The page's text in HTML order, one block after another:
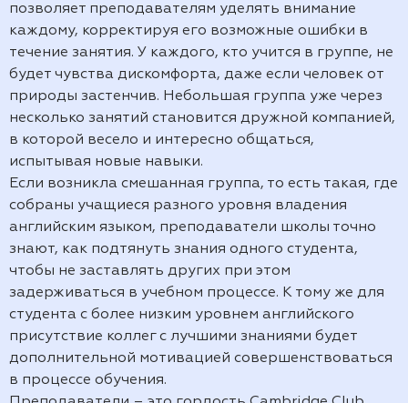
позволяет преподавателям уделять внимание
каждому, корректируя его возможные ошибки в
течение занятия. У каждого, кто учится в группе, не
будет чувства дискомфорта, даже если человек от
природы застенчив. Небольшая группа уже через
несколько занятий становится дружной компанией,
в которой весело и интересно общаться,
испытывая новые навыки.
Если возникла смешанная группа, то есть такая, где
собраны учащиеся разного уровня владения
английским языком, преподаватели школы точно
знают, как подтянуть знания одного студента,
чтобы не заставлять других при этом
задерживаться в учебном процессе. К тому же для
студента с более низким уровнем английского
присутствие коллег с лучшими знаниями будет
дополнительной мотивацией совершенствоваться
в процессе обучения.